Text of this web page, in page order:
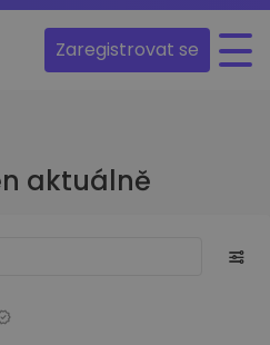
Zaregistrovat se
aktuálně